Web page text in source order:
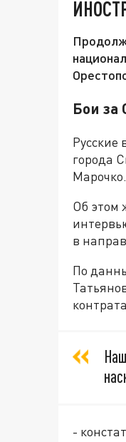
Бои за
Русские
города
Марочко.
Об этом
в
По
-